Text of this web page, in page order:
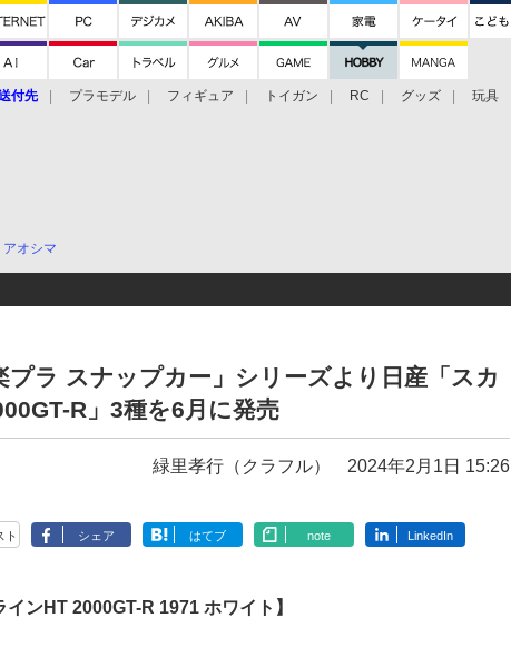
付先 プラモデル フィギュア トイガン RC グッズ 玩具
アオシマ
プラ スナップカー」シリーズより日産「スカ
R」3種を6月に発売
緑里孝行（クラフル） 2024年2月1日 15:26
ト シェア はてブ note LinkedIn
インHT 2000GT-R 1971 ホワイト】